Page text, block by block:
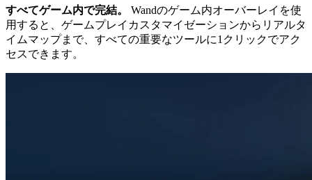
すべてゲーム内で完結。
Wandのゲーム内オーバーレイを使
用すると、ゲームプレイカスタマイゼーションからリアルタ
イムマップまで、すべての重要なツールに1クリックでアク
セスできます。